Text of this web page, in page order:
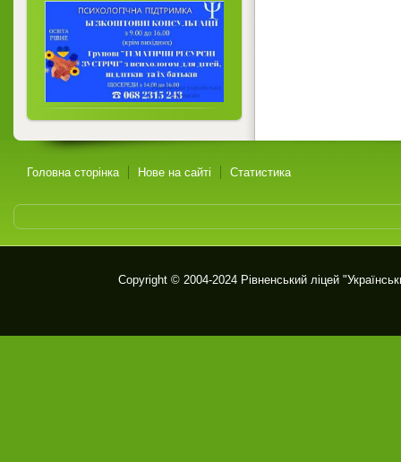
Головна сторінка Нове на сайті Статистика
Copyright © 2004-2024 Рівненський ліцей